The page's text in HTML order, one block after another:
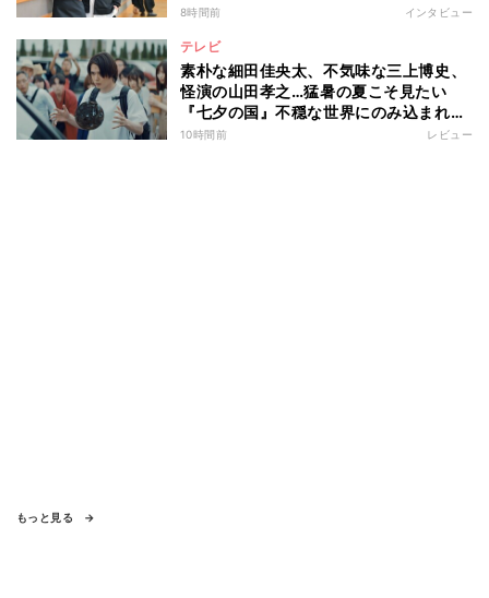
8時間前 インタビュー
テレビ
素朴な細田佳央太、不気味な三上博史、
怪演の山田孝之…猛暑の夏こそ見たい
『七夕の国』不穏な世界にのみ込まれる
超常ミステリー
10時間前 レビュー
もっと見る